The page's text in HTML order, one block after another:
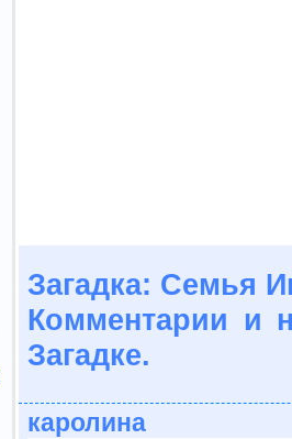
Загадка: Семья
Комментарии и
Загадке.
каролина